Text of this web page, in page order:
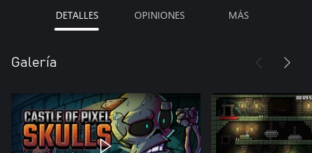
DETALLES OPINIONES MÁS
Galería